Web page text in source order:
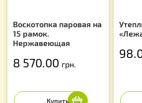
Воскотопка паровая на
15 рамок.
Нержавеющая
8 570.00 грн.